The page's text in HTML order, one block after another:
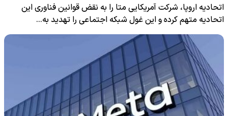
اتحادیه اروپا، شرکت آمریکایی متا را به نقض قوانین فناوری این
اتحادیه متهم کرده و این غول شبکه اجتماعی را تهدید به…